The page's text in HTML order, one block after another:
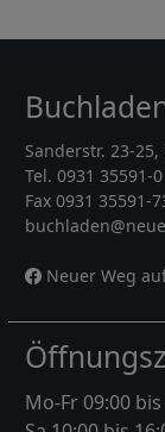
Sanderstr. 23-
Tel. 0931 35591-0
Fax 0931 35591-
Neuer Weg
Mo-Fr 09:00